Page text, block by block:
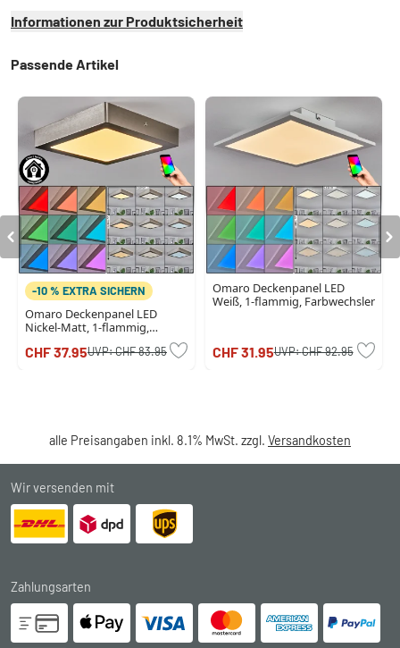
Informationen zur Produktsicherheit
Passende Artikel
-10 % EXTRA SICHERN
Omaro Deckenpanel LED
Nickel-Matt, 1-flammig,
CHF 37.95UVP:CHF 83.95
Omaro Deckenpanel LED
Weiß, 1-flammig, Farbwechsler
CHF 31.95UVP:CHF 92.95
alle Preisangaben inkl. 8.1% MwSt. zzgl. Versandkosten
Wir versenden mit
Zahlungsarten